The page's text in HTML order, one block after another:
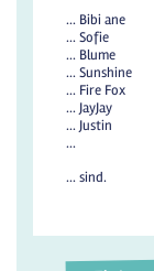
... Bibi ane
... Sofie
... Blume
... Sunshine
... Fire Fox
... JayJay
... Justin
...
... sind.